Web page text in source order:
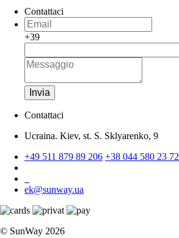
Contattaci
+39
Invia
Contattaci
Ucraina. Kiev, st. S. Sklyarenko, 9
+49 511 879 89 206 +38 044 580 23 72
ek@sunway.ua
© SunWay 2026